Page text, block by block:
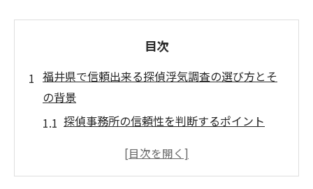
目次
福井県で信頼出来る探偵浮気調査の選び方とそ
の背景
探偵事務所の信頼性を判断するポイント
浮気調査の依頼前に確認すべき重要事項